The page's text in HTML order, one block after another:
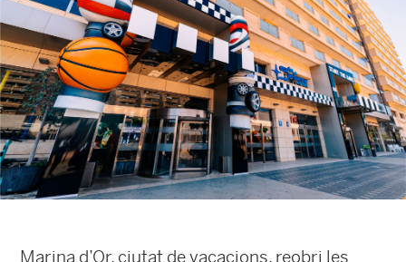
Marina d’Or, ciutat de vacacions, reobri les